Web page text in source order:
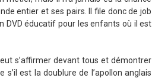
entier et ses pairs. Il file donc de job
DVD éducatif pour les enfants où il est
s’affirmer devant tous et démontrer
est la doublure de l’apollon anglais